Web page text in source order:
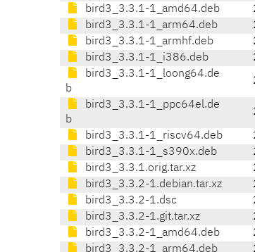
bird3_3.3.1-1_amd64.deb
bird3_3.3.1-1_arm64.deb
bird3_3.3.1-1_armhf.deb
bird3_3.3.1-1_i386.deb
bird3_3.3.1-1_loong64.de
b
bird3_3.3.1-1_ppc64el.de
b
bird3_3.3.1-1_riscv64.deb
bird3_3.3.1-1_s390x.deb
bird3_3.3.1.orig.tar.xz
bird3_3.3.2-1.debian.tar.xz
bird3_3.3.2-1.dsc
bird3_3.3.2-1.git.tar.xz
bird3_3.3.2-1_amd64.deb
bird3_3.3.2-1_arm64.deb